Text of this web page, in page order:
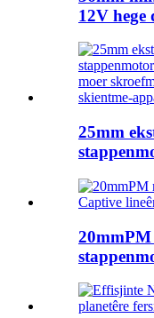
12V
25mm